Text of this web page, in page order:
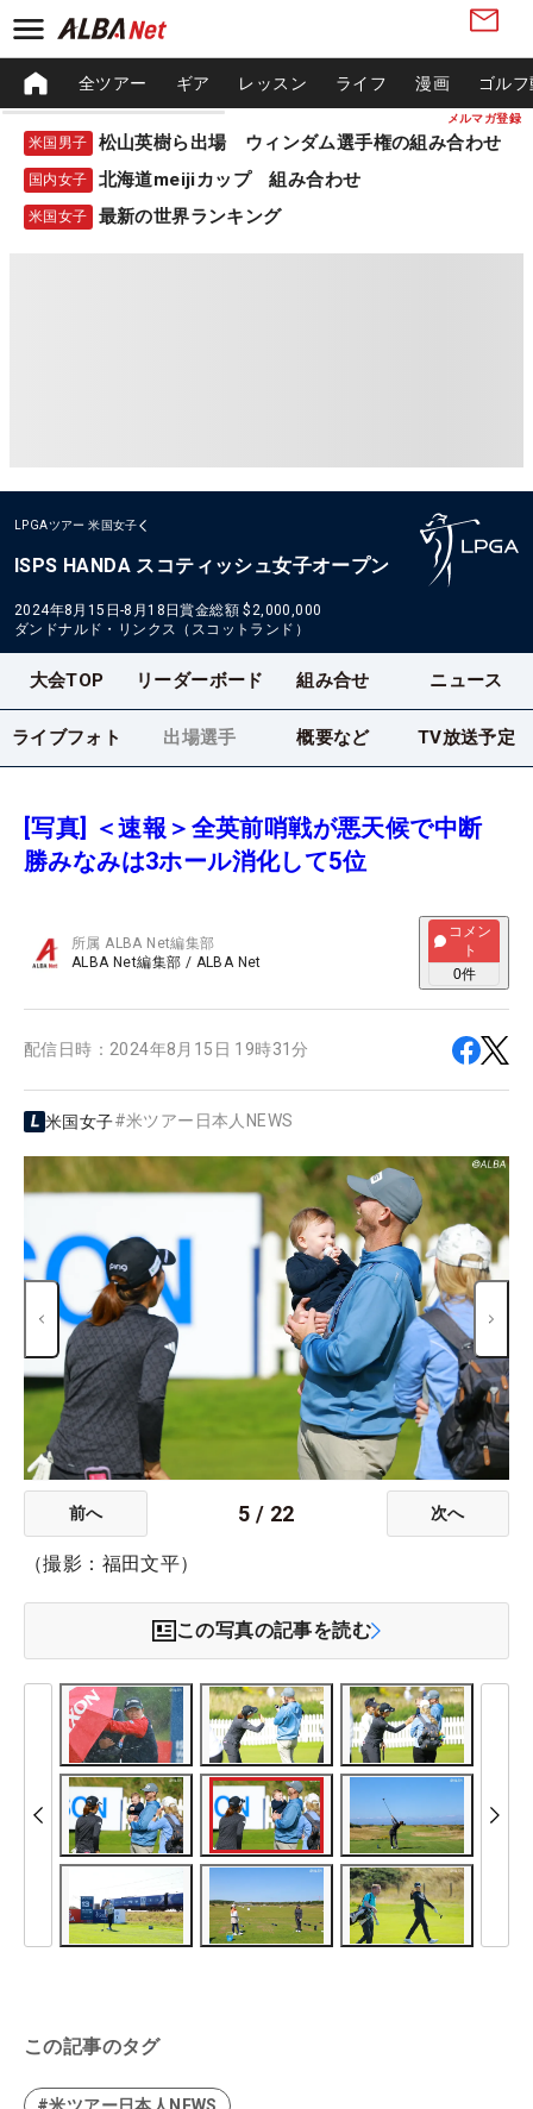
メルマガ登録
全ツアー ギア レッスン ライフ 漫画 ゴル
米国男子 松山英樹ら出場 ウィンダム選手権の組み合わせ
国内女子 北海道meijiカップ 組み合わせ
米国女子 最新の世界ランキング
LPGAツアー 米国女子
ISPS HANDA スコティッシュ女子オープン
2024年8月15日-8月18日賞金総額 $2,000,000
ダンドナルド・リンクス（スコットランド）
大会TOP リーダーボード 組み合せ ニュース
ライブフォト 出場選手 概要など TV放送予定
[写真] ＜速報＞全英前哨戦が悪天候で中断
勝みなみは3ホール消化して5位
所属ALBA Net編集部
ALBA Net編集部 / ALBA Net
コメン
ト
0件
配信日時： 2024年8月15日 19時31分
米国女子#米ツアー日本人NEWS
前へ 5 / 22 次へ
（撮影：福田文平）
この写真の記事を読む
この記事のタグ